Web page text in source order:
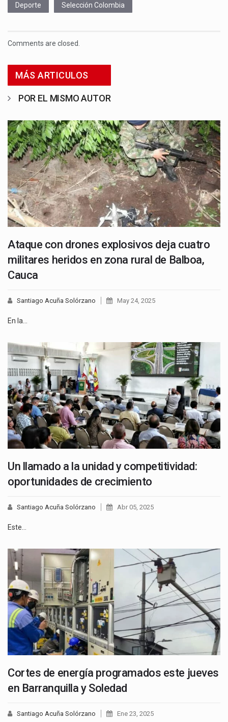
Deporte Selección Colombia
Comments are closed.
MÁS ARTICULOS
POR EL MISMO AUTOR
Ataque con drones explosivos deja cuatro
militares heridos en zona rural de Balboa,
Cauca
Santiago Acuña Solórzano May 24, 2025
En la…
Un llamado a la unidad y competitividad:
oportunidades de crecimiento
Santiago Acuña Solórzano Abr 05, 2025
Este…
Cortes de energía programados este jueves
en Barranquilla y Soledad
Santiago Acuña Solórzano Ene 23, 2025